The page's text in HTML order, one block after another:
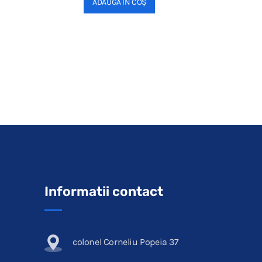
ADAUGĂ ÎN COȘ
Informatii contact
colonel Corneliu Popeia 37